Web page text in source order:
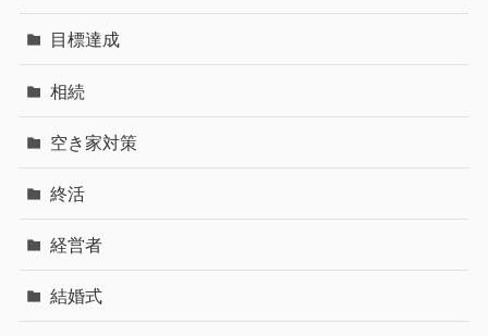
目標達成
相続
空き家対策
終活
経営者
結婚式